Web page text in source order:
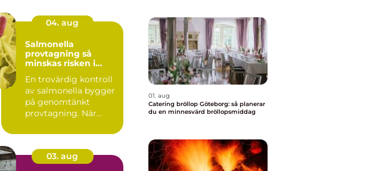
04. aug
Salmonella
provtagning så
minskas risken i
En trovärdig kontroll
av salmonella bygger
på genomtänkt
provtagning. När
i...
03. aug
01. aug
Catering bröllop Göteborg: så planerar
du en minnesvärd bröllopsmiddag